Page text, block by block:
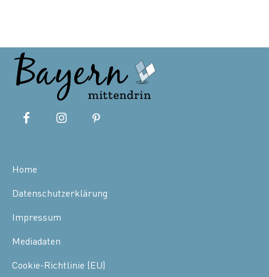
Home
Datenschutzerklärung
Impressum
Mediadaten
Cookie-Richtlinie (EU)